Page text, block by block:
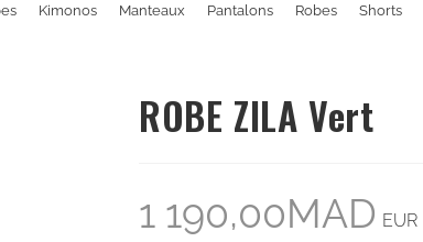
Kimonos Manteaux Pantalons Robes Shorts
ROBE ZILA Vert
1 190,00MAD EUR